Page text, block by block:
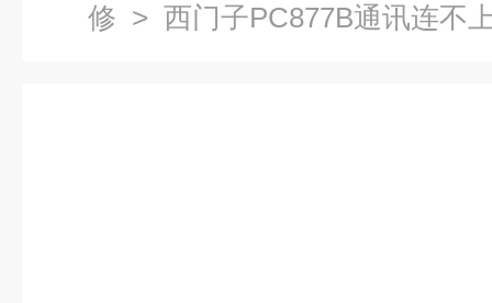
修 > 西门子PC877B通讯连不